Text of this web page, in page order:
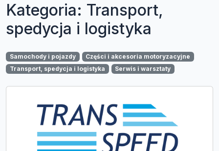
Kategoria: Transport,
spedycja i logistyka
Samochody i pojazdy
Części i akcesoria motoryzacyjne
Transport, spedycja i logistyka
Serwis i warsztaty